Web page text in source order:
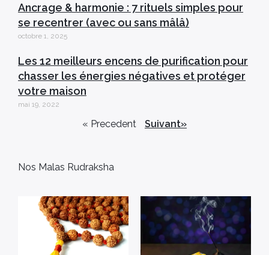
Ancrage & harmonie : 7 rituels simples pour
se recentrer (avec ou sans mâlâ)
octobre 1, 2025
Les 12 meilleurs encens de purification pour
chasser les énergies négatives et protéger
votre maison
mai 19, 2022
« Precedent Suivant»
Nos Malas Rudraksha